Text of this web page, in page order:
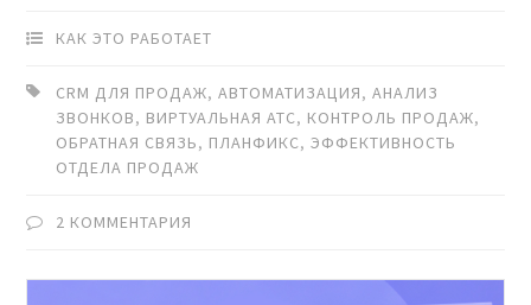
КАК ЭТО РАБОТАЕТ
CRM ДЛЯ ПРОДАЖ,АВТОМАТИЗАЦИЯ,АНАЛИЗ
ЗВОНКОВ, ВИРТУАЛЬНАЯ АТС, КОНТРОЛЬ ПРОДАЖ,
ОБРАТНАЯ СВЯЗЬ, ПЛАНФИКС,ЭФФЕКТИВНОСТЬ
ОТДЕЛА ПРОДАЖ
2 КОММЕНТАРИЯ